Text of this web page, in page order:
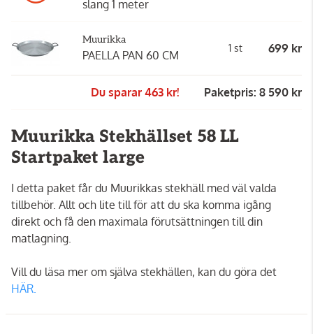
slang 1 meter
Muurikka
PAELLA PAN 60 CM
1 st 699 kr
Du sparar 463 kr! Paketpris: 8 590 kr
Muurikka Stekhällset 58 LL
Startpaket large
I detta paket får du Muurikkas stekhäll med väl valda
tillbehör. Allt och lite till för att du ska komma igång
direkt och få den maximala förutsättningen till din
matlagning.
Vill du läsa mer om själva stekhällen, kan du göra det
HÄR.